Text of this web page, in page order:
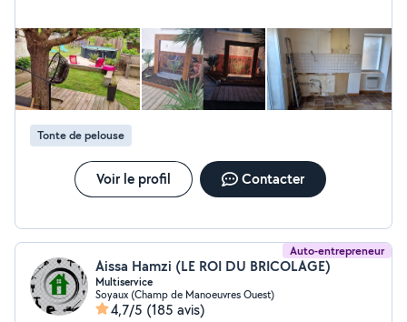
Tonte de pelouse
Voir le profil Contacter
Auto-entrepreneur
Aissa Hamzi (LE ROI DU BRICOLAGE)
Multiservice
Soyaux (Champ de Manoeuvres Ouest)
4,7/5 (185 avis)